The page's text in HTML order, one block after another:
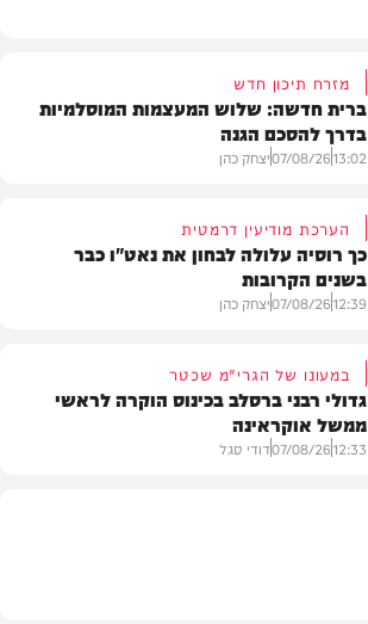
מזרח תיכון חדש
ברית חדשה: שלוש המעצמות המוסלמיות
בדרך להסכם הגנה
13:02
07/08/26יצחק כהן
הערכת מודיעין דרמטית
כך רוסיה עלולה לבחון את נאט"ו כבר
בשנים הקרובות
12:39
07/08/26יצחק כהן
במעונו של הגרי"מ שכטר
גדולי רבני ברסלב בכינוס הוקרה לראשי
ממשל אוקראינה
12:33
07/08/26דודי סגל